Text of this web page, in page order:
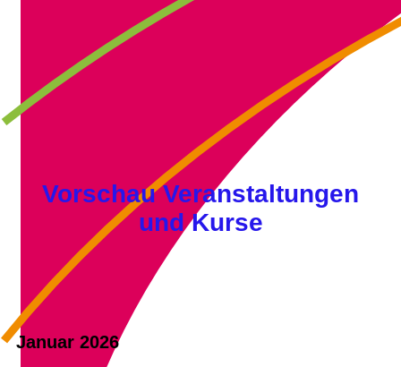
Vorschau Veranstaltungen
und Kurse
Januar 2026